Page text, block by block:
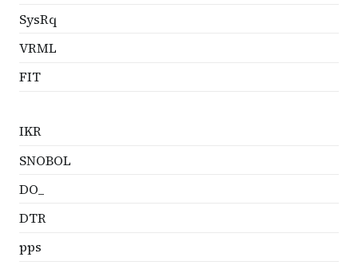
SysRq
VRML
FIT
IKR
SNOBOL
DO_
DTR
pps